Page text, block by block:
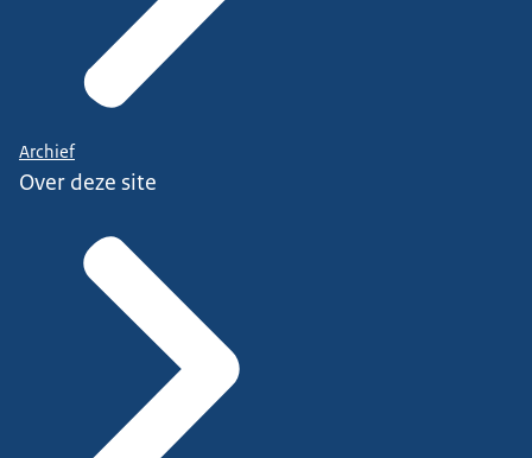
Archief
Over deze site